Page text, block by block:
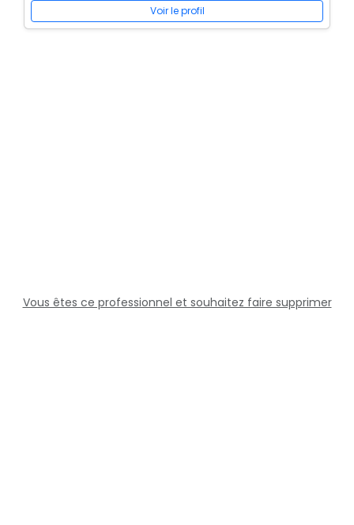
Voir le profil
Vous êtes ce professionnel et souhaitez faire supprimer